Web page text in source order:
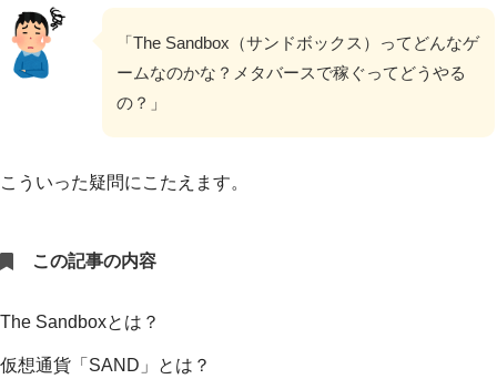
「The Sandbox（サンドボックス）ってどんなゲ
ームなのかな？メタバースで稼ぐってどうやる
の？」
こういった疑問にこたえます。
この記事の内容
The Sandboxとは？
仮想通貨「SAND」とは？